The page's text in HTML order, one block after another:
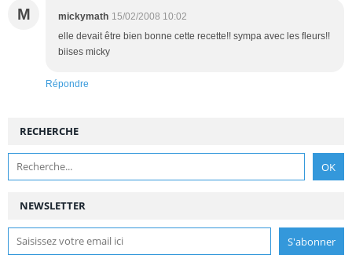
M mickymath 15/02/2008 10:02
elle devait être bien bonne cette recette!! sympa avec les fleurs!!
biises micky
Répondre
NEWSLETTER
RECHERCHE